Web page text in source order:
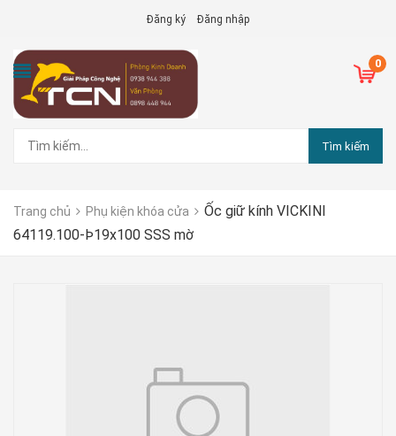
Đăng ký Đăng nhập
0
Tìm kiếm
Trang chủ Phụ kiện khóa cửa
Ốc giữ kính VICKINI
64119.100-Þ19x100 SSS mờ